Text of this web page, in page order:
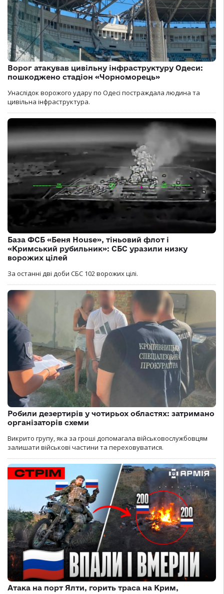
Ворог атакував цивільну інфраструктуру Одеси:
пошкоджено стадіон «Чорноморець»
Унаслідок ворожого удару по Одесі постраждала людина та
цивільна інфраструктура.
База ФСБ «Беня House», тіньовий флот і
«Кримський рубильник»: СБС уразили низку
ворожих цілей
За останні дві доби СБС 102 ворожих цілі.
Робили дезертирів у чотирьох областях: затримано
організаторів схеми
Викрито групу, яка за гроші допомагала військовослужбовцям
залишати військові частини та переховуватися.
Атака на порт Ялти, горить траса на Крим,